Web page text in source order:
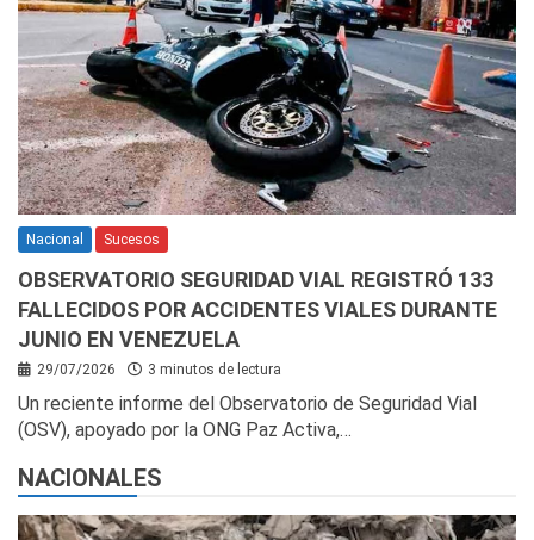
Nacional Sucesos
OBSERVATORIO SEGURIDAD VIAL REGISTRÓ 133
FALLECIDOS POR ACCIDENTES VIALES DURANTE
JUNIO EN VENEZUELA
29/07/2026 3 minutos de lectura
Un reciente informe del Observatorio de Seguridad Vial
(OSV), apoyado por la ONG Paz Activa,…
NACIONALES